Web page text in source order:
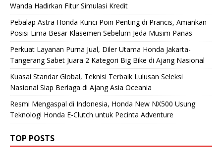
Wanda Hadirkan Fitur Simulasi Kredit
Pebalap Astra Honda Kunci Poin Penting di Prancis, Amankan
Posisi Lima Besar Klasemen Sebelum Jeda Musim Panas
Perkuat Layanan Purna Jual, Diler Utama Honda Jakarta-
Tangerang Sabet Juara 2 Kategori Big Bike di Ajang Nasional
Kuasai Standar Global, Teknisi Terbaik Lulusan Seleksi
Nasional Siap Berlaga di Ajang Asia Oceania
Resmi Mengaspal di Indonesia, Honda New NX500 Usung
Teknologi Honda E-Clutch untuk Pecinta Adventure
TOP POSTS